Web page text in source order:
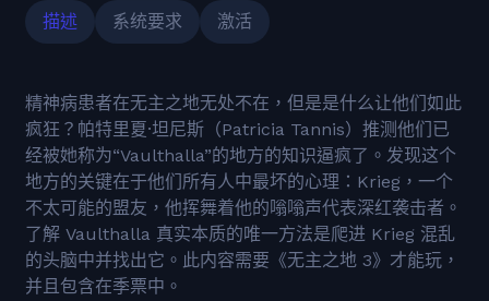
描述 系统要求 激活
精神病患者在无主之地无处不在，但是是什么让他们如此
疯狂？帕特里夏·坦尼斯（Patricia Tannis）推测他们已
经被她称为“Vaulthalla”的地方的知识逼疯了。发现这个
地方的关键在于他们所有人中最坏的心理：Krieg，一个
不太可能的盟友，他挥舞着他的嗡嗡声代表深红袭击者。
了解 Vaulthalla 真实本质的唯一方法是爬进 Krieg 混乱
的头脑中并找出它。此内容需要《无主之地 3》才能玩，
并且包含在季票中。